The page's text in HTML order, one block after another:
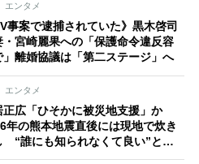
エンタメ
事案で逮捕されていた》黒木啓司
・宮崎麗果への「保護命令違反容
」離婚協議は「第二ステージ」へ
エンタメ
正広「ひそかに被災地支援」か
年の熊本地震直後には現地で炊き
“誰にも知られなくて良い”と、
ろ強まる福祉活動への思い